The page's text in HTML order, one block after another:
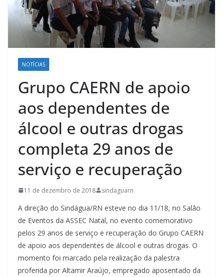
NOTÍCIAS
Grupo CAERN de apoio
aos dependentes de
álcool e outras drogas
completa 29 anos de
serviço e recuperação
11 de dezembro de 2018 sindaguarn
A direção do Sindágua/RN esteve no dia 11/18, no Salão
de Eventos da ASSEC Natal, no evento comemorativo
pelos 29 anos de serviço e recuperação do Grupo CAERN
de apoio aos dependentes de álcool e outras drogas. O
momento foi marcado pela realização da palestra
proferida por Altamir Araújo, empregado aposentado da